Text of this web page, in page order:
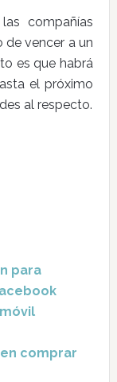
compañías
de vencer a un
es que habrá
el próximo
al respecto.
para
comprar